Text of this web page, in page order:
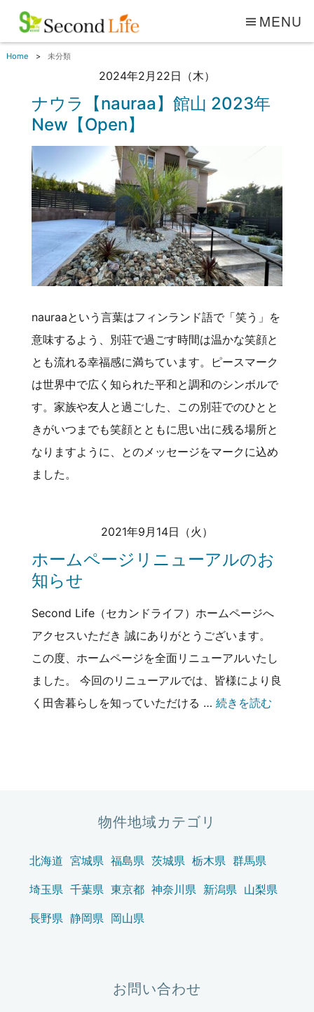
MENU
Home 未分類
2024年2月22日（木）
ナウラ【nauraa】館山 2023年
New【Open】
nauraaという言葉はフィンランド語で「笑う」を
意味するよう、別荘で過ごす時間は温かな笑顔と
とも流れる幸福感に満ちています。ピースマーク
は世界中で広く知られた平和と調和のシンボルで
す。家族や友人と過ごした、この別荘でのひとと
きがいつまでも笑顔とともに思い出に残る場所と
なりますように、とのメッセージをマークに込め
ました。
2021年9月14日（火）
ホームページリニューアルのお
知らせ
Second Life（セカンドライフ）ホームページへ
アクセスいただき 誠にありがとうございます。
この度、ホームページを全面リニューアルいたし
ました。 今回のリニューアルでは、皆様により良
く田舎暮らしを知っていただける … 続きを読む“ホーム
物件地域カテゴリ
北海道 宮城県 福島県 茨城県 栃木県 群馬県
埼玉県 千葉県 東京都 神奈川県 新潟県 山梨県
長野県 静岡県 岡山県
お問い合わせ